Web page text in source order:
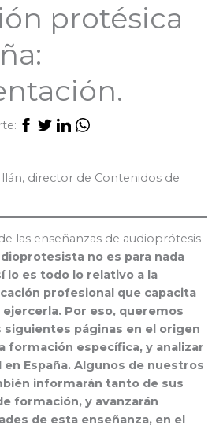
protésica
director de Contenidos de
las enseñanzas de audioprótesis
no es para nada
lo es todo lo relativo a la
profesional que capacita
Por eso, queremos
siguientes páginas en el origen
formación específica, y analizar
España. Algunos de nuestros
informarán tanto de sus
formación, y avanzarán
de esta enseñanza, en el